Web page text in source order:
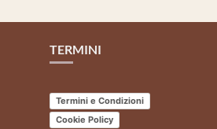
TERMINI
Termini e Condizioni
Cookie Policy